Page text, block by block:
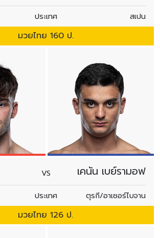
ประเทศ สเปน
มวยไทย 160 ป.
VS เคนัน เบย์รามอฟ
ประเทศ ตุรกี/อาเซอร์ไบจาน
มวยไทย 126 ป.